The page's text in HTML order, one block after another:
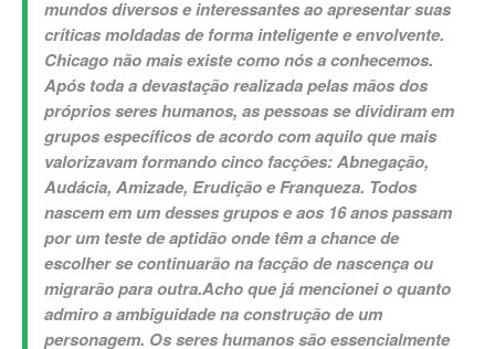
mundos diversos e interessantes ao apresentar suas
críticas moldadas de forma inteligente e envolvente.
Chicago não mais existe como nós a conhecemos.
Após toda a devastação realizada pelas mãos dos
próprios seres humanos, as pessoas se dividiram em
grupos específicos de acordo com aquilo que mais
valorizavam formando cinco facções: Abnegação,
Audácia, Amizade, Erudição e Franqueza. Todos
nascem em um desses grupos e aos 16 anos passam
por um teste de aptidão onde têm a chance de
escolher se continuarão na facção de nascença ou
migrarão para outra.Acho que já mencionei o quanto
admiro a ambiguidade na construção de um
personagem. Os seres humanos são essencialmente